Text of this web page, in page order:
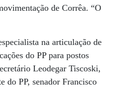
de Corrêa. “O
na articulação de
do PP para postos
Leodegar Tiscoski,
do PP, senador Francisco